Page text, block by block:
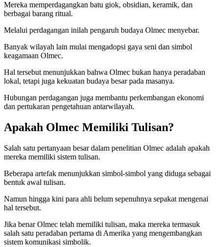
Mereka memperdagangkan batu giok, obsidian, keramik, dan
berbagai barang ritual.
Melalui perdagangan inilah pengaruh budaya Olmec menyebar.
Banyak wilayah lain mulai mengadopsi gaya seni dan simbol
keagamaan Olmec.
Hal tersebut menunjukkan bahwa Olmec bukan hanya peradaban
lokal, tetapi juga kekuatan budaya besar pada masanya.
Hubungan perdagangan juga membantu perkembangan ekonomi
dan pertukaran pengetahuan antarwilayah.
Apakah Olmec Memiliki Tulisan?
Salah satu pertanyaan besar dalam penelitian Olmec adalah apakah
mereka memiliki sistem tulisan.
Beberapa artefak menunjukkan simbol-simbol yang diduga sebagai
bentuk awal tulisan.
Namun hingga kini para ahli belum sepenuhnya sepakat mengenai
hal tersebut.
Jika benar Olmec telah memiliki tulisan, maka mereka termasuk
salah satu peradaban pertama di Amerika yang mengembangkan
sistem komunikasi simbolik.